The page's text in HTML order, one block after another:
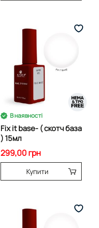
В наявності
Fix it base- ( скотч база
) 15мл
299,00 грн
Купити